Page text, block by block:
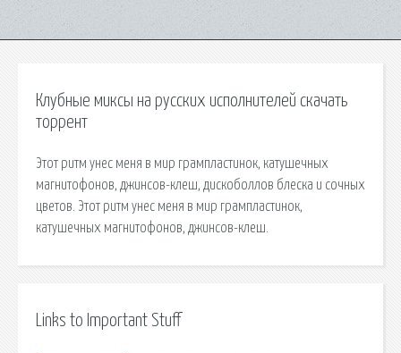
Клубные миксы на русских исполнителей скачать
торрент
Этот ритм унес меня в мир грампластинок, катушечных
магнитофонов, джинсов-клеш, дискоболлов блеска и сочных
цветов. Этот ритм унес меня в мир грампластинок,
катушечных магнитофонов, джинсов-клеш.
Links to Important Stuff